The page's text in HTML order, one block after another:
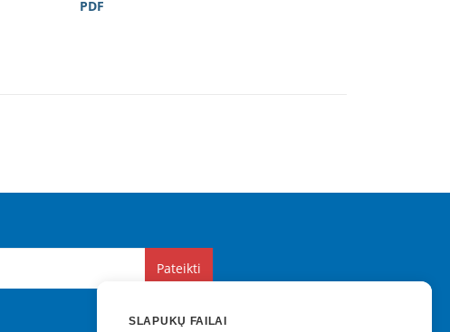
PDF
Pateikti
SLAPUKŲ FAILAI